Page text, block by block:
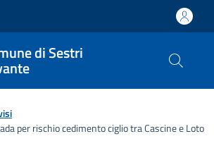
di Sestri
per rischio cedimento ciglio tra Cascine e Loto